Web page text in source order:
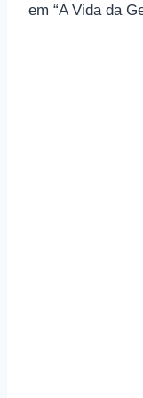
em “A Vida da